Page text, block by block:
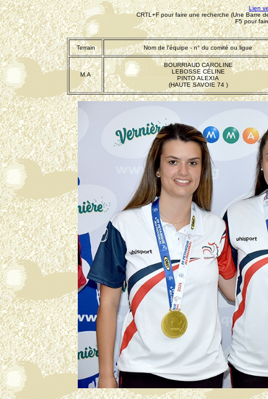
Lien
CRTL+F pour faire une recherche (Une Barre
F5 pour
Terrain Nom de l'équipe - n° du comité ou ligue
M.A
BOURRIAUD CAROLINE
LEBOSSE CÉLINE
PINTO ALEXIA
(HAUTE SAVOIE 74 )